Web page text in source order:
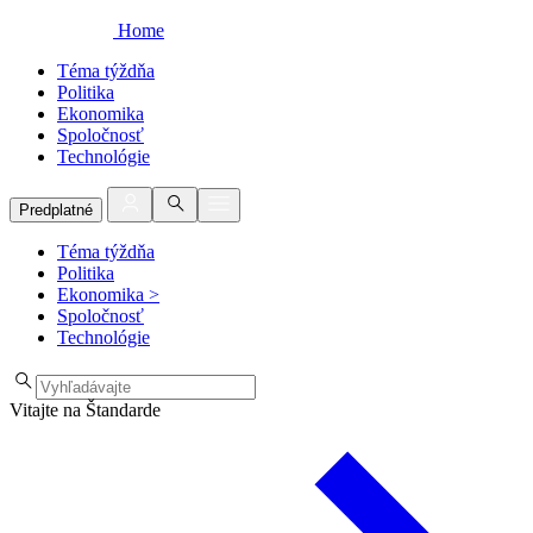
Home
Téma týždňa
Politika
Ekonomika
Spoločnosť
Technológie
Predplatné
Téma týždňa
Politika
Ekonomika >
Spoločnosť
Technológie
Vitajte na Štandarde